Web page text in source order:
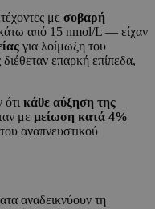
με σοβαρή
από 15 nmol/L — είχαν
για λοίμωξη του
επαρκή επίπεδα,
κάθε αύξηση της
με μείωση κατά 4%
αναπνευστικού
αναδεικνύουν τη